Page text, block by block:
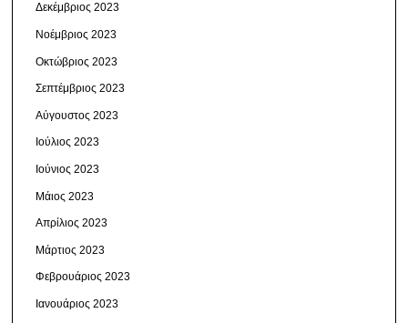
Δεκέμβριος 2023
Νοέμβριος 2023
Οκτώβριος 2023
Σεπτέμβριος 2023
Αύγουστος 2023
Ιούλιος 2023
Ιούνιος 2023
Μάιος 2023
Απρίλιος 2023
Μάρτιος 2023
Φεβρουάριος 2023
Ιανουάριος 2023